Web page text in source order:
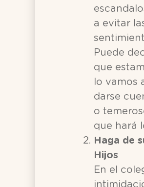
a evitar
Puede
que
lo vamos
darse
o
que hará
Haga de
Hijos
En el